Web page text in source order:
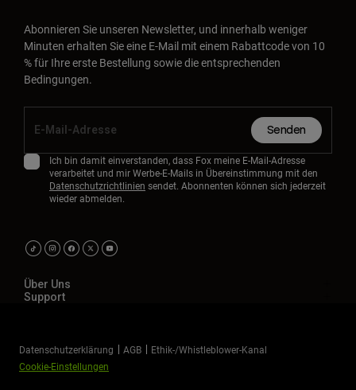
Abonnieren Sie unseren Newsletter, und innerhalb weniger
Minuten erhalten Sie eine E-Mail mit einem Rabattcode von 10
% für Ihre erste Bestellung sowie die entsprechenden
Bedingungen.
Senden
Ich bin damit einverstanden, dass Fox meine E-Mail-Adresse
verarbeitet und mir Werbe-E-Mails in Übereinstimmung mit den
Datenschutzrichtlinien sendet. Abonnenten können sich jederzeit
wieder abmelden.
Über Uns
Support
Datenschutzerklärung AGB
Ethik-/Whistleblower-Kanal
Cookie-Einstellungen